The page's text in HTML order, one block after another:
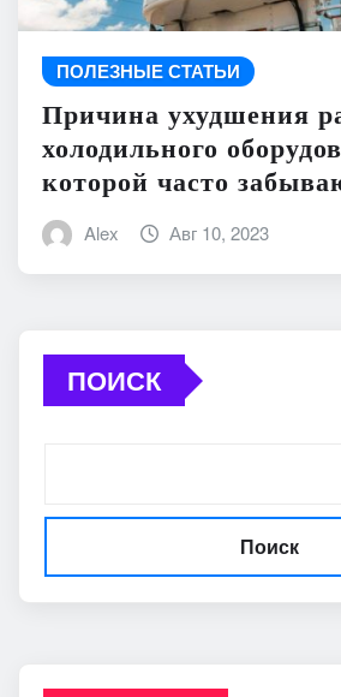
ПОЛЕЗНЫЕ СТАТЬИ
Причина ухудшения
холодильного
которой часто
Alex Авг 10, 2023
ПОИСК
Поиск